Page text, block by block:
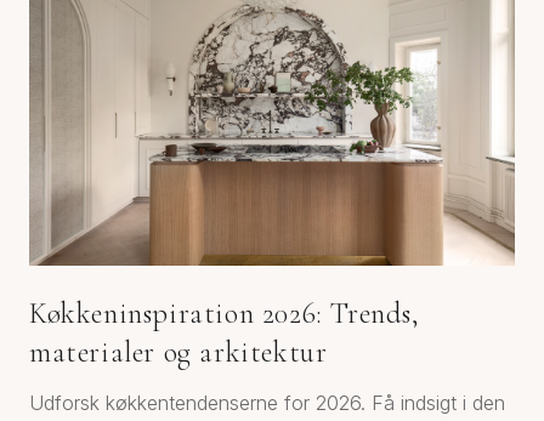
Køkkeninspiration 2026: Trends,
materialer og arkitektur
Udforsk køkkentendenserne for 2026. Få indsigt i den